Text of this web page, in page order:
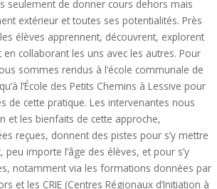
seulement de donner cours dehors mais
extérieur et toutes ses potentialités. Près
élèves apprennent, découvrent, explorent
collaborant les uns avec les autres. Pour
sommes rendus à l’école communale de
l’École des Petits Chemins à Lessive pour
de cette pratique. Les intervenantes nous
et les bienfaits de cette approche,
reçues, donnent des pistes pour s’y mettre
peu importe l’âge des élèves, et pour s’y
notamment via les formations données par
et les CRIE (Centres Régionaux d’Initiation à